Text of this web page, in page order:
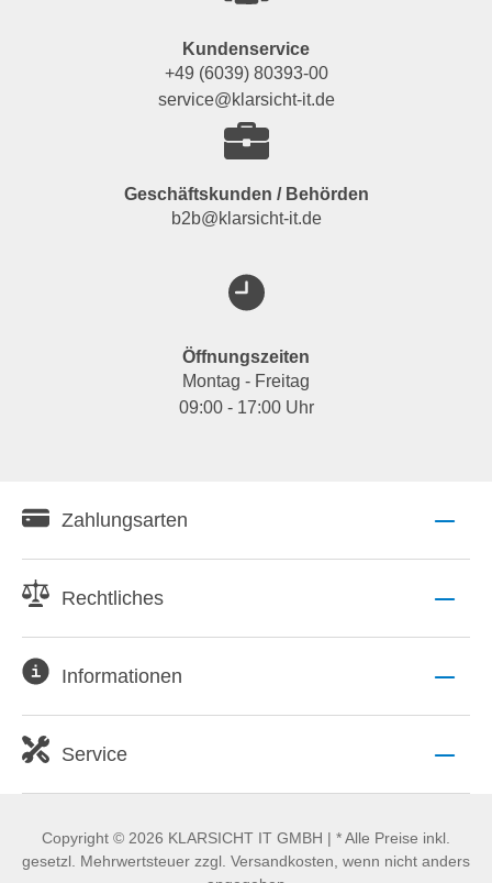
Kundenservice
+49 (6039) 80393-00
service@klarsicht-it.de
Geschäftskunden / Behörden
b2b@klarsicht-it.de
Öffnungszeiten
Montag - Freitag
09:00 - 17:00 Uhr
Zahlungsarten
Rechtliches
Informationen
Service
Copyright © 2026 KLARSICHT IT GMBH | * Alle Preise inkl.
gesetzl. Mehrwertsteuer zzgl. Versandkosten, wenn nicht anders